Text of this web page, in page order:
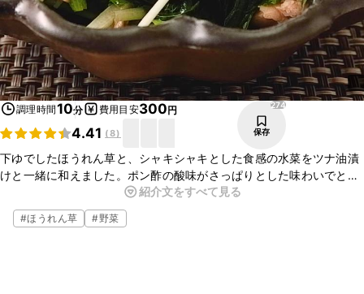
調理時間10分 費用目安300円
4.41 (8)
274
保存
下ゆでしたほうれん草と、シャキシャキとした食感の水菜をツナ油漬
けと一緒に和えました。ポン酢の酸味がさっぱりとした味わいでとて
もおいしいですよ。ぜひお試しください。
紹介文をすべて見る
#ほうれん草 #野菜